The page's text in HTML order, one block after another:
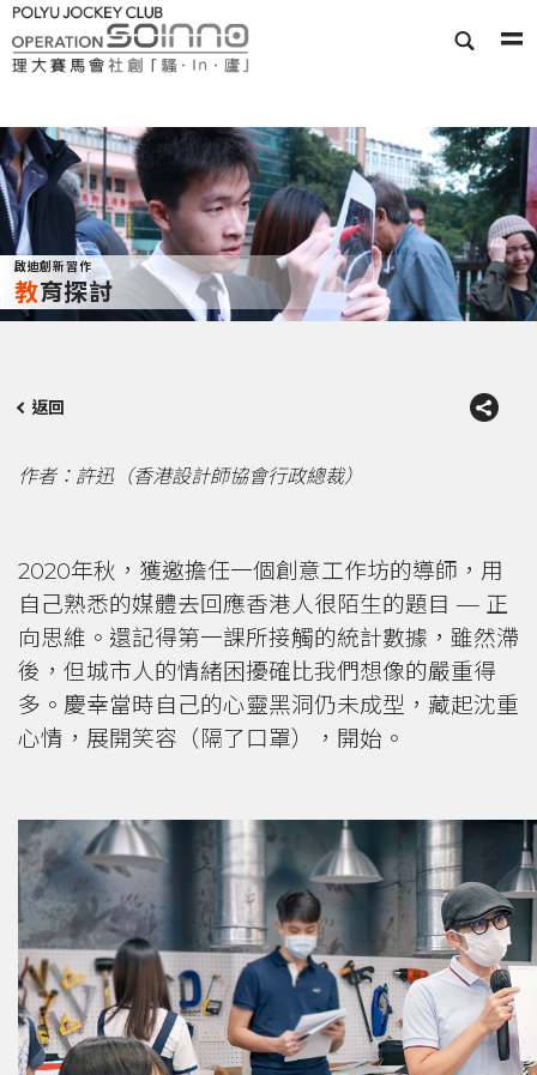
啟迪創新習作
教育探討
返回
作者：許迅（香港設計師協會行政總裁）
2020年秋，獲邀擔任一個創意工作坊的導師，用
自己熟悉的媒體去回應香港人很陌生的題目 — 正
向思維。還記得第一課所接觸的統計數據，雖然滯
後，但城市人的情緒困擾確比我們想像的嚴重得
多。慶幸當時自己的心靈黑洞仍未成型，藏起沈重
心情，展開笑容（隔了口罩），開始。